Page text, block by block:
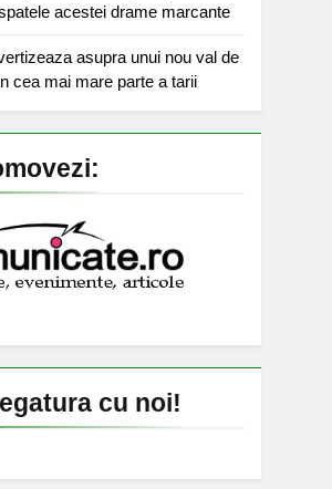
acestei drame marcante
asupra unui nou val de
cea mai mare parte a tarii
cu noi!